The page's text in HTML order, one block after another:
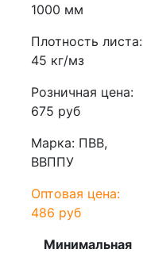
1000 мм
Плотность листа:
45 кг/мз
Розничная цена:
675 руб
Марка: ПВВ,
ВВППУ
Оптовая цена:
486 руб
Минимальная